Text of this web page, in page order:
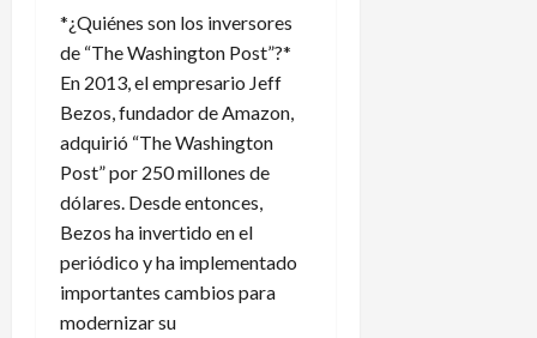
*¿Quiénes son los inversores
de “The Washington Post”?*
En 2013, el empresario Jeff
Bezos, fundador de Amazon,
adquirió “The Washington
Post” por 250 millones de
dólares. Desde entonces,
Bezos ha invertido en el
periódico y ha implementado
importantes cambios para
modernizar su